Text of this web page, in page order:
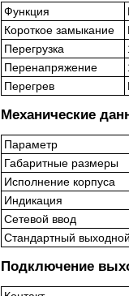
Функция
Короткое замыкание
Перегрузка
Перенапряжение
Перегрев
Механические
Параметр
Габаритные размеры
Исполнение корпуса
Индикация
Сетевой ввод
Стандартный
Подключение